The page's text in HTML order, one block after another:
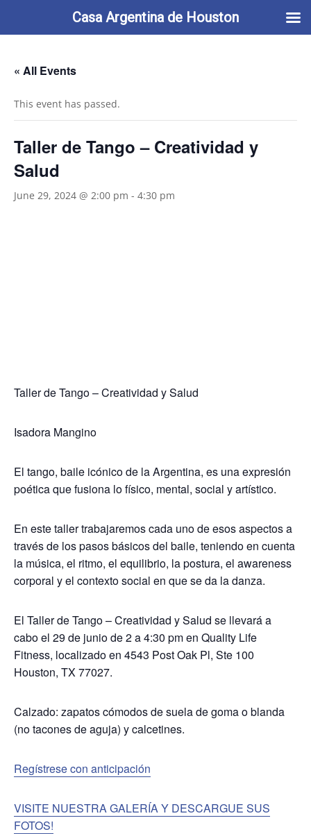
713-622-2212 info@casaargentina.org
« All Events
This event has passed.
Taller de Tango – Creatividad y
Salud
June 29, 2024 @ 2:00 pm - 4:30 pm
Taller de Tango – Creatividad y Salud
Isadora Mangino
El tango, baile icónico de la Argentina, es una expresión
poética que fusiona lo físico, mental, social y artístico.
En este taller trabajaremos cada uno de esos aspectos a
través de los pasos básicos del baile, teniendo en cuenta
la música, el ritmo, el equilibrio, la postura, el awareness
corporal y el contexto social en que se da la danza.
El Taller de Tango – Creatividad y Salud se llevará a
cabo el 29 de junio de 2 a 4:30 pm en Quality Life
Fitness, localizado en 4543 Post Oak Pl, Ste 100
Houston, TX 77027.
Calzado: zapatos cómodos de suela de goma o blanda
(no tacones de aguja) y calcetines.
Regístrese con anticipación
VISITE NUESTRA GALERÍA Y DESCARGUE SUS
FOTOS!
Casa Argentina de Houston